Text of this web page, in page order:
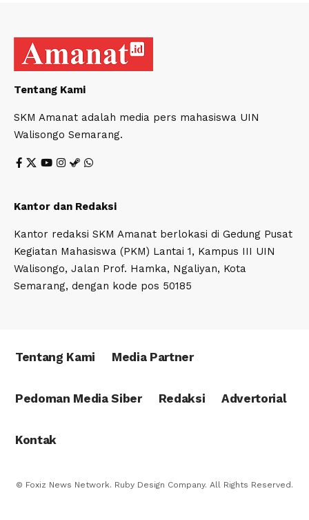
Tentang Kami
SKM Amanat adalah media pers mahasiswa UIN
Walisongo Semarang.
Kantor dan Redaksi
Kantor redaksi SKM Amanat berlokasi di Gedung Pusat
Kegiatan Mahasiswa (PKM) Lantai 1, Kampus III UIN
Walisongo, Jalan Prof. Hamka, Ngaliyan, Kota
Semarang, dengan kode pos 50185
Tentang Kami Media Partner
Pedoman Media Siber Redaksi Advertorial
Kontak
© Foxiz News Network. Ruby Design Company. All Rights Reserved.